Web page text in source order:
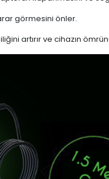
görmesini önler.
artırır ve cihazın